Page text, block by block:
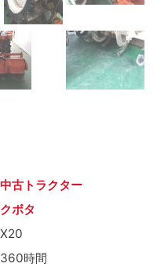
中古トラクター
クボタ
X20
360時間